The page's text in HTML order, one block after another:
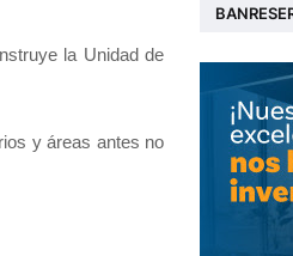
la Unidad de
y áreas antes no